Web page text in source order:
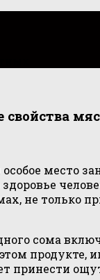
место
не только
сома
продукте,
принести